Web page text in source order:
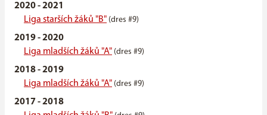
2020 - 2021
Liga starších žáků "B" (dres #9)
2019 - 2020
Liga mladších žáků "A" (dres #9)
2018 - 2019
Liga mladších žáků "A" (dres #9)
2017 - 2018